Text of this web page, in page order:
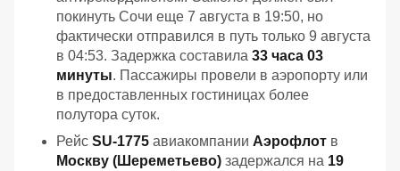
покинуть Сочи еще 7 августа в 19:50, но
фактически отправился в путь только 9 августа
в 04:53. Задержка составила 33 часа 03
минуты. Пассажиры провели в аэропорту или
в предоставленных гостиницах более
полутора суток.
Рейс SU-1775 авиакомпании Аэрофлот в
Москву (Шереметьево) задержался на 19